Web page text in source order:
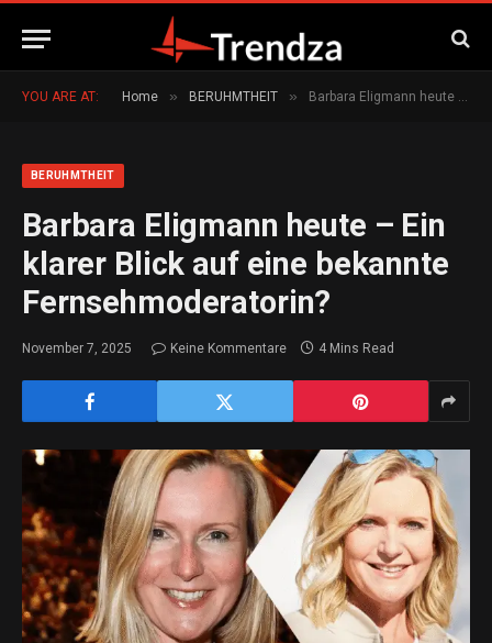
YOU ARE AT: Home » BERUHMTHEIT » Barbara Eligmann heute – Ein klarer Blick auf eine bekannte Fernsehmoderatorin?
BERUHMTHEIT
Barbara Eligmann heute – Ein
klarer Blick auf eine bekannte
Fernsehmoderatorin?
November 7, 2025 Keine Kommentare 4 Mins Read